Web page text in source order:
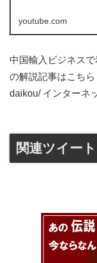
youtube.com
中国輸入ビジネス
の解説記事はこち
daikou/ インターネ
関連ツイート